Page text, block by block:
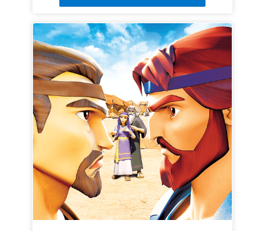
le de tout votre cœur et de toute votre âme."
Josué 22: 5b (LSG)
mener les Israélites hors de l'esclavage.Soyez
témoins des miracles, des plaies et de la
séparation de la mer Rouge ! Les enfants
apprennent que lorsque Dieu est avec nous, tout
est possible !
LEÇON 1: DIEU COMPREND
Supervérité: " Dieu me voit, m'entend et me
comprend."
SuperVerset : " J'ai sûrement vu l'oppression de
mon peuple qui est en Égypte et j'ai entendu leur
cri à cause de leurs maîtres, parce que je connais
leurs chagrins. "Exode 3: 7 (LSG)
LEÇON 2: DIEU EST MA FORCE